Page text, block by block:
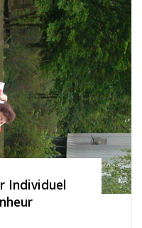
Individuel